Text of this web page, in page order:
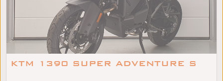
KTM 1390 SUPER ADVENTURE S